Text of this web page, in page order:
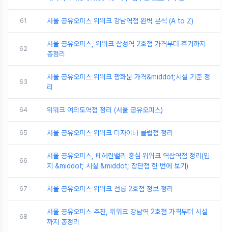
61 서울 공유오피스 위워크 강남역점 완벽 분석 (A to Z)
62
서울 공유오피스, 위워크 삼성역 2호점 가격부터 후기까지
총정리
63
서울 공유오피스 위워크 광화문 가격&middot;시설 기준 정
리
64 위워크 여의도역점 정리 (서울 공유오피스)
65 서울 공유오피스 위워크 디자이너 클럽점 정리
66
서울 공유오피스, 테헤란밸리 중심 위워크 역삼역점 정리(입
지 &middot; 시설 &middot; 장단점 한 번에 보기)
67 서울 공유오피스 위워크 선릉 2호점 정보 정리
68
서울 공유오피스 추천, 위워크 강남역 2호점 가격부터 시설
까지 총정리